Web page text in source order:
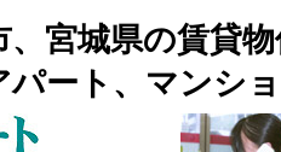
、宮城県の賃貸
パート、マンシ